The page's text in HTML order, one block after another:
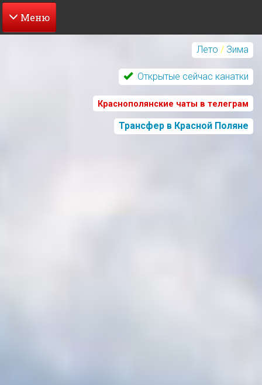
Перейти
Лето / Зима
Открытые сейчас канатки
Краснополянские чаты в телеграм
Трансфер в Красной Поляне